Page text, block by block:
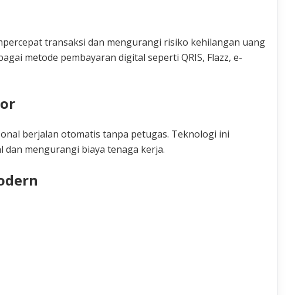
transaksi dan mengurangi risiko kehilangan uang
metode pembayaran digital seperti QRIS, Flazz, e-
berjalan otomatis tanpa petugas. Teknologi ini
mengurangi biaya tenaga kerja.